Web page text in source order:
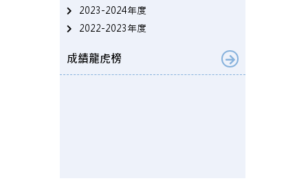
2023-2024年度
2022-2023年度
成績龍虎榜